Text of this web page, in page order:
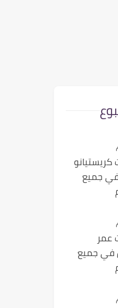
كريستيانو
في جميع
عمر
جميع